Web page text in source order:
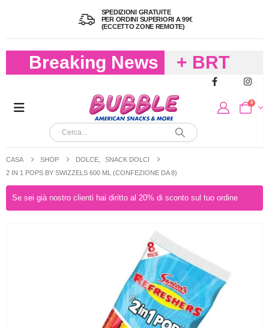
SPEDIZIONI GRATUITE
PER ORDINI SUPERIORI A 99€
(ECCETTO ZONE REMOTE)
Breaking News
+ BRT
FREDDO
PER
E
(FINO A 4,9
KG) –
CONSEGNA
0
CASA SHOP DOLCE
SNACK DOLCI
2 IN 1 POPS BY SWIZZELS 600 ML (CONFEZIONE DA 8)
Se sei già nostro clienti hai diritto al 20% di sconto sul tuo ordine